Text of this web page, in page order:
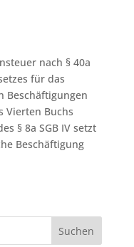
nach § 40a
für das
Beschäftigungen
Vierten Buchs
§ 8a SGB IV setzt
Beschäftigung